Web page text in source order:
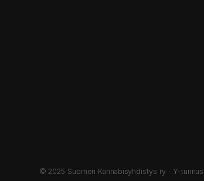
© 2025 Suomen Kannabisyhdistys ry · Y-